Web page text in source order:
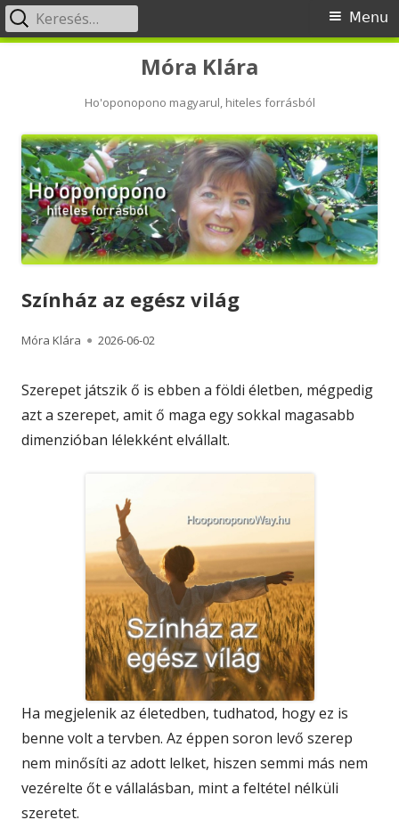
Móra Klára
Ho'oponopono magyarul, hiteles forrásból
Primary
Menu
Keresés:
Színház az egész világ
Author
Móra Klára
Published
2026-06-02
Szerepet játszik ő is ebben a földi életben, mégpedig
azt a szerepet, amit ő maga egy sokkal magasabb
dimenzióban lélekként elvállalt.
Ha megjelenik az életedben, tudhatod, hogy ez is
benne volt a tervben. Az éppen soron levő szerep
nem minősíti az adott lelket, hiszen semmi más nem
vezérelte őt e vállalásban, mint a feltétel nélküli
szeretet.